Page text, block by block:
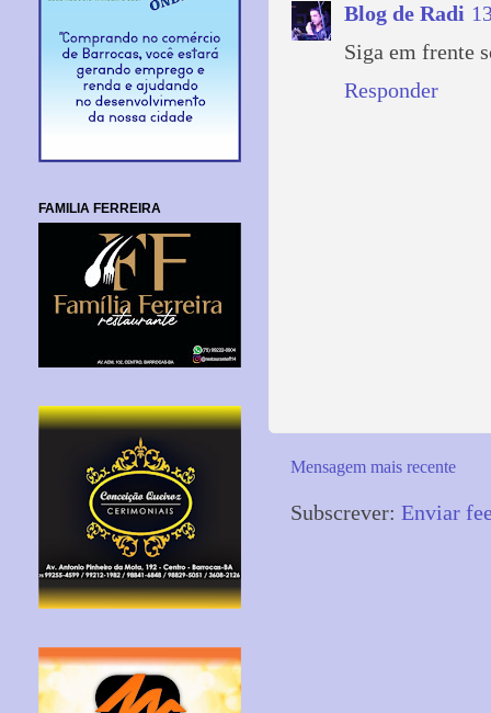
Blog de Radi
Siga em frente
Responder
Mensagem mais recente
Subscrever: Enviar
FAMILIA FERREIRA